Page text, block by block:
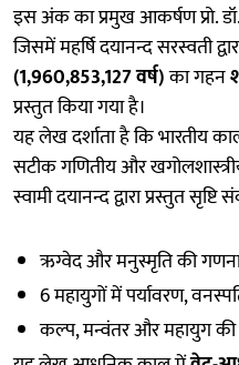
इस अंक का प्रमुख आकर्षण प्रो.
जिसमें महर्षि दयानन्द सरस्वती
(1,960,853,127 वर्ष)का गहन
प्रस्तुत किया गया है।
यह लेख दर्शाता है कि भारतीय
सटीक गणितीय और
स्वामी दयानन्द द्वारा प्रस्तुत
ऋग्वेद और मनुस्मृति की
6 महायुगों में पर्यावरण,
कल्प, मन्वंतर और महायुग की